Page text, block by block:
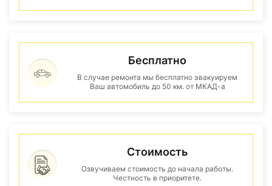
Бесплатно
В случае ремонта мы бесплатно эвакуируем
Ваш автомобиль до 50 км. от МКАД-а
Стоимость
Озвучиваем стоимость до начала работы.
Честность в приоритете.